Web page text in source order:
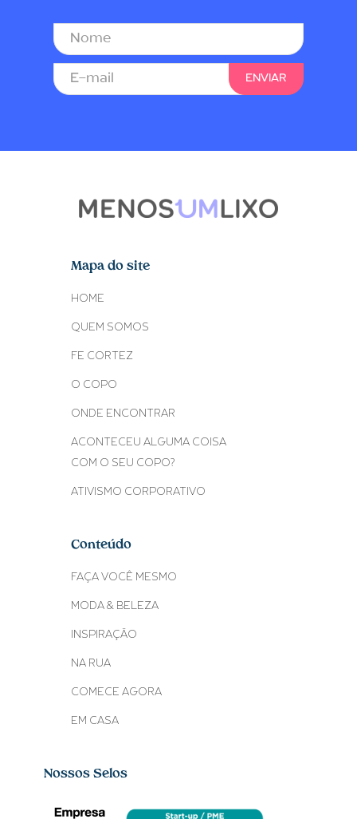
Mapa do site
HOME
QUEM SOMOS
FE CORTEZ
O COPO
ONDE ENCONTRAR
ACONTECEU ALGUMA COISA
COM O SEU COPO?
ATIVISMO CORPORATIVO
Conteúdo
FAÇA VOCÊ MESMO
MODA & BELEZA
INSPIRAÇÃO
NA RUA
COMECE AGORA
EM CASA
Nossos Selos